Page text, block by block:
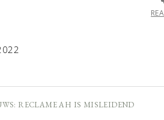
RECLAME AH IS MISLEIDEND